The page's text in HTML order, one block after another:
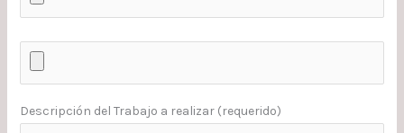
Descripción del Trabajo a realizar (requerido)